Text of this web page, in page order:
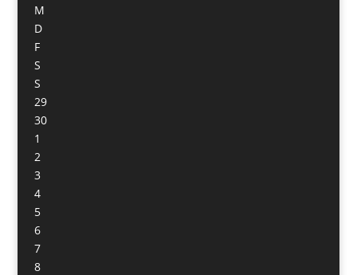
M
D
F
S
S
29
30
1
2
3
4
5
6
7
8